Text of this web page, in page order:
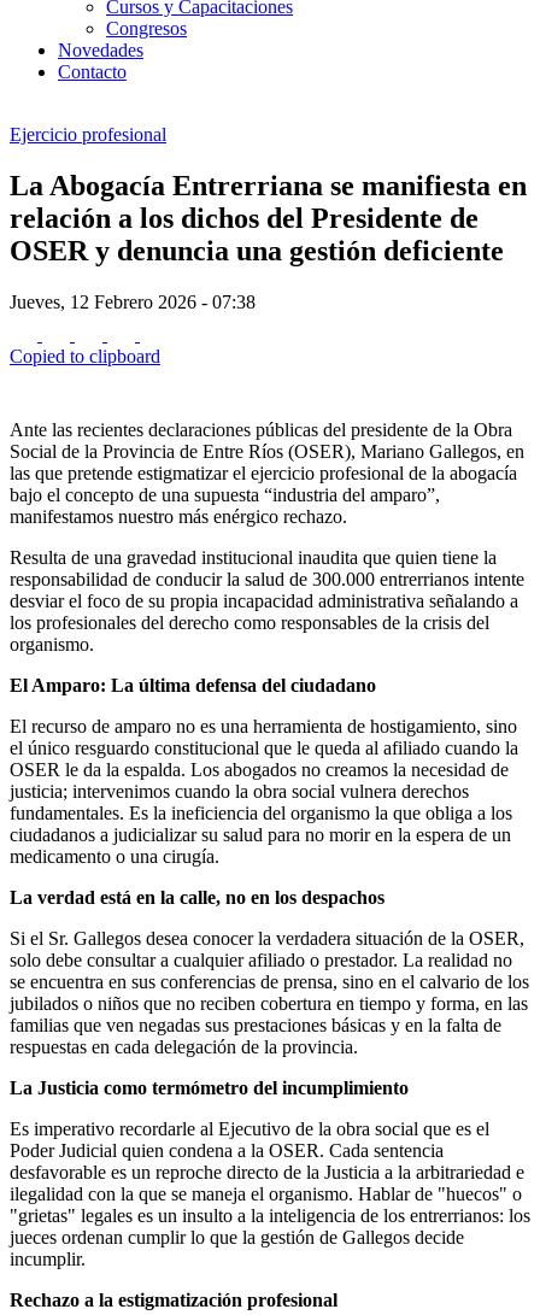
Cursos y Capacitaciones
Congresos
Novedades
Contacto
Ejercicio profesional
La Abogacía Entrerriana se manifiesta en
relación a los dichos del Presidente de
OSER y denuncia una gestión deficiente
Jueves, 12 Febrero 2026 - 07:38
Copied to clipboard
Ante las recientes declaraciones públicas del presidente de la Obra
Social de la Provincia de Entre Ríos (OSER), Mariano Gallegos, en
las que pretende estigmatizar el ejercicio profesional de la abogacía
bajo el concepto de una supuesta “industria del amparo”,
manifestamos nuestro más enérgico rechazo.
Resulta de una gravedad institucional inaudita que quien tiene la
responsabilidad de conducir la salud de 300.000 entrerrianos intente
desviar el foco de su propia incapacidad administrativa señalando a
los profesionales del derecho como responsables de la crisis del
organismo.
El Amparo: La última defensa del ciudadano
El recurso de amparo no es una herramienta de hostigamiento, sino
el único resguardo constitucional que le queda al afiliado cuando la
OSER le da la espalda. Los abogados no creamos la necesidad de
justicia; intervenimos cuando la obra social vulnera derechos
fundamentales. Es la ineficiencia del organismo la que obliga a los
ciudadanos a judicializar su salud para no morir en la espera de un
medicamento o una cirugía.
La verdad está en la calle, no en los despachos
Si el Sr. Gallegos desea conocer la verdadera situación de la OSER,
solo debe consultar a cualquier afiliado o prestador. La realidad no
se encuentra en sus conferencias de prensa, sino en el calvario de los
jubilados o niños que no reciben cobertura en tiempo y forma, en las
familias que ven negadas sus prestaciones básicas y en la falta de
respuestas en cada delegación de la provincia.
La Justicia como termómetro del incumplimiento
Es imperativo recordarle al Ejecutivo de la obra social que es el
Poder Judicial quien condena a la OSER. Cada sentencia
desfavorable es un reproche directo de la Justicia a la arbitrariedad e
ilegalidad con la que se maneja el organismo. Hablar de "huecos" o
"grietas" legales es un insulto a la inteligencia de los entrerrianos: los
jueces ordenan cumplir lo que la gestión de Gallegos decide
incumplir.
Rechazo a la estigmatización profesional